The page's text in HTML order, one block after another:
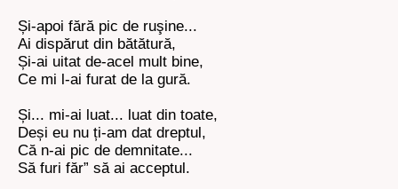
Și-apoi fără pic de ruşine...
Ai dispărut din bătătură,
Și-ai uitat de-acel mult bine,
Ce mi l-ai furat de la gură.
Și... mi-ai luat... luat din toate,
Deși eu nu ți-am dat dreptul,
Că n-ai pic de demnitate...
Să furi făr” să ai acceptul.